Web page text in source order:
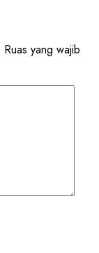
Ruas yang wajib